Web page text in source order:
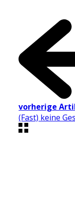
vorherige
(Fast) keine